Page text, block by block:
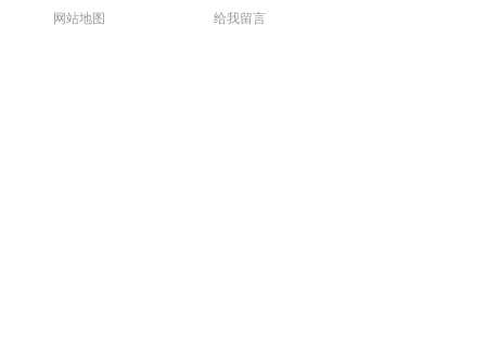
网站地图
给我留言